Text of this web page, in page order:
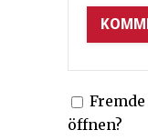
öffnen?